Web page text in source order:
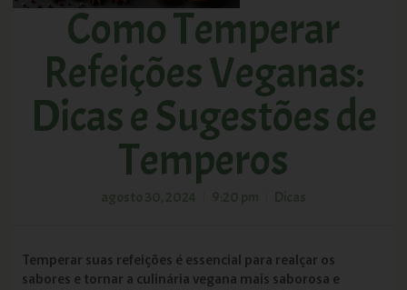
Como Temperar
Refeições Veganas:
Dicas e Sugestões de
Temperos
Temperar suas refeições é essencial para realçar os
sabores e tornar a culinária vegana mais saborosa e